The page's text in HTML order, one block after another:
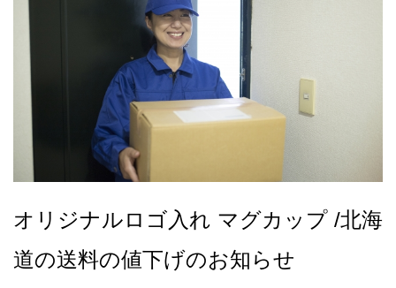
オリジナルロゴ入れ マグカップ /北海
道の送料の値下げのお知らせ